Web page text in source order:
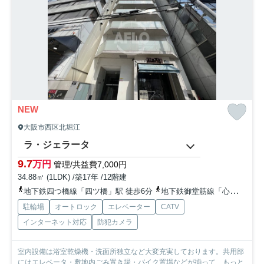
NEW
大阪市西区北堀江
ラ・ジェラータ
9.7万円 管理/共益費7,000円
34.88㎡ (1LDK) /築17年 /12階建
地下鉄四つ橋線「四ツ橋」駅 徒歩6分
地下鉄御堂筋線「心斎橋」駅 徒歩8分
駐輪場 オートロック エレベーター
CATV
インターネット対応
防犯カメラ
室内設備は浴室乾燥機・洗面所独立など大変充実しております。共用部
にはエレベータ・敷地内ごみ置き場・バイク置場などが揃って... もっと